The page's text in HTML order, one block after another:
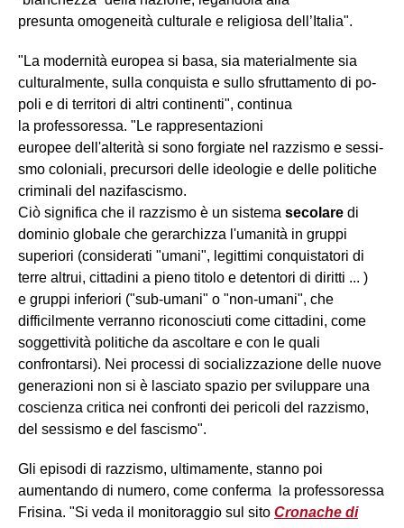
presunta omogeneità culturale e religiosa dell’Italia".
"La modernità europea si basa, sia materialmente sia
culturalmente, sulla conquista e sullo sfruttamento di po­
poli e di territori di altri continenti", continua
la professoressa. "Le rappresentazioni
europee dell'alterità si sono forgiate nel razzismo e sessi­
smo coloniali, precursori delle ideologie e delle politiche
criminali del nazifascismo.
Ciò significa che il razzismo è un sistema secolare di
dominio globale che gerarchizza l'umanità in grup­pi
superiori (considerati "umani", legittimi conquista­tori di
terre altrui, cittadini a pieno titolo e detentori di diritti ... )
e grup­pi inferiori ("sub-umani" o "non-umani", che
difficilmente verranno riconosciuti come cittadini, come
soggettività politiche da ascoltare e con le quali
confrontarsi). Nei processi di socializzazione delle nuove
generazioni non si è lasciato spazio per svilup­pare una
coscienza critica nei confronti dei pericoli del razzismo,
del sessismo e del fascismo".
Gli episodi di razzismo, ultimamente, stanno poi
aumentando di numero, come conferma la professoressa
Frisina. "Si veda il monitoraggio sul sito Cronache di